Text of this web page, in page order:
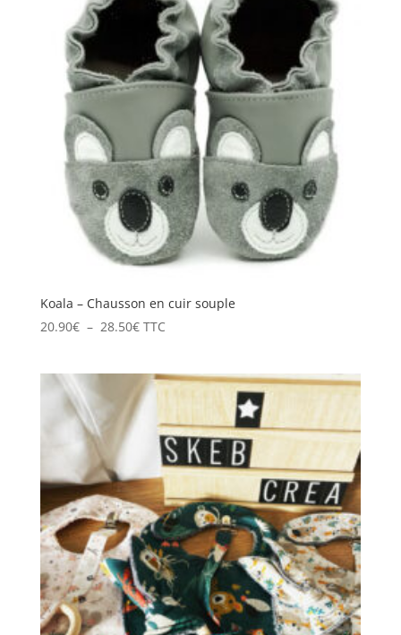
Koala – Chausson en cuir souple
20.90€ – 28.50€Plage
20.90€
à
28.50€
TTC